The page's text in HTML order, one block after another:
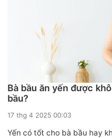
Bà bầu ăn yến được
bầu?
17 thg 4 2025 00:03
Yến có tốt cho bà bầu hay